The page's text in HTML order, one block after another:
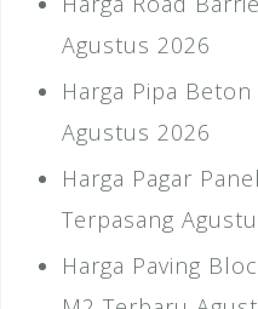
Agustus 2026
Harga Pipa
Agustus 2026
Harga Pagar
Terpasang
Harga Paving